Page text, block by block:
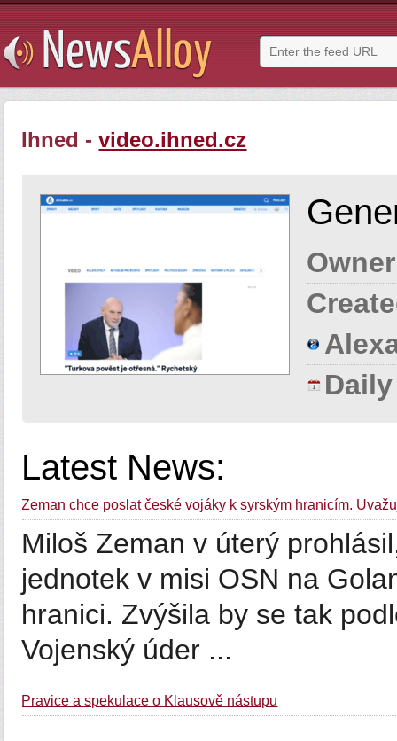
Ihned -video.ihned.cz
Latest News:
Zeman chce poslat české vojáky k syrským hranicím.
Miloš Zeman v úterý
jednotek v misi OSN na
hranici. Zvýšila by se tak
Vojenský úder ...
Pravice a spekulace o Klausově nástupu